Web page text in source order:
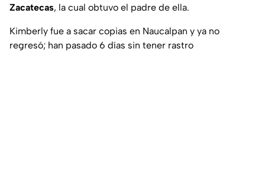
Zacatecas, la cual obtuvo el padre de ella.
Kimberly fue a sacar copias en Naucalpan y ya no
regresó; han pasado 6 días sin tener rastro